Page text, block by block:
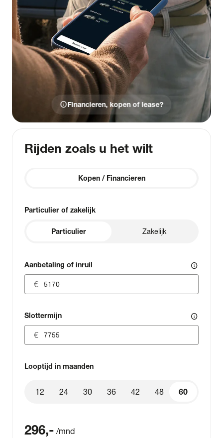
infoFinancieren, kopen of lease?
Rijden zoals u het wilt
Kopen / Financieren
Particulier of zakelijk
Particulier Zakelijk
Aanbetaling of inruil info
Slottermijn info
Looptijd in maanden
60
12 24 30 36 42 48 60
296,- /mnd